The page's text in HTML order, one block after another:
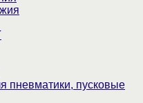
пневматики, пусковые